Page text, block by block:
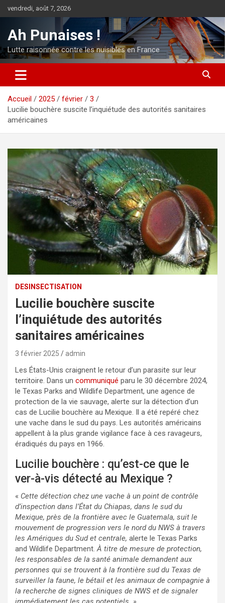
au
vendredi, août 7, 2026
Ah Punaises !
Lutte raisonnée contre les nuisibles en France
Accueil 2025 février
3
Lucilie bouchère suscite l’inquiétude des autorités sanitaires
américaines
DESINSECTISATION
Lucilie bouchère suscite
l’inquiétude des autorités
sanitaires américaines
3 février 2025 admin
Les États-Unis craignent le retour d’un parasite sur leur
territoire. Dans un communiqué paru le 30 décembre 2024,
le Texas Parks and Wildlife Department, une agence de
protection de la vie sauvage, alerte sur la détection d’un
cas de Lucilie bouchère au Mexique. Il a été repéré chez
une vache dans le sud du pays. Les autorités américains
appellent à la plus grande vigilance face à ces ravageurs,
éradiqués du pays en 1966.
Lucilie bouchère : qu’est-ce que le
ver-à-vis détecté au Mexique ?
« Cette détection chez une vache à un point de contrôle
d’inspection dans l’État du Chiapas, dans le sud du
Mexique, près de la frontière avec le Guatemala, suit le
mouvement de progression vers le nord du NWS à travers
les Amériques du Sud et centrale, alerte le Texas Parks
and Wildlife Department. À titre de mesure de protection,
les responsables de la santé animale demandent aux
personnes qui se trouvent à la frontière sud du Texas de
surveiller la faune, le bétail et les animaux de compagnie à
la recherche de signes cliniques de NWS et de signaler